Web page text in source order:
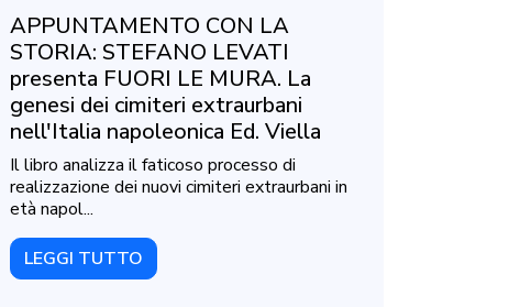
APPUNTAMENTO CON LA
STORIA: STEFANO LEVATI
presenta FUORI LE MURA. La
genesi dei cimiteri extraurbani
nell'Italia napoleonica Ed. Viella
Il libro analizza il faticoso processo di
realizzazione dei nuovi cimiteri extraurbani in
età napol...
LEGGI TUTTO